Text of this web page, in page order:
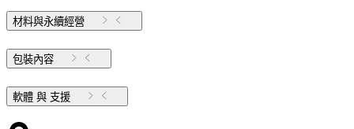
材料與永續經營
包裝內容
軟體 與 支援